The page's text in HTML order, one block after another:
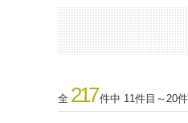
全 217件中 11件目～20